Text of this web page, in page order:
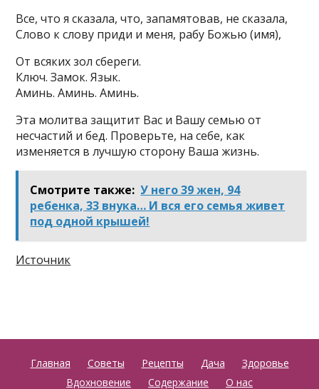
Все, что я сказала, что, запамятовав, не сказала,
Слово к слову приди и меня, рабу Божью (имя),
От всяких зол сбереги.
Ключ. Замок. Язык.
Аминь. Аминь. Аминь.
Эта молитва защитит Вас и Вашу семью от
несчастий и бед. Проверьте, на себе, как
изменяется в лучшую сторону Ваша жизнь.
Смотрите также: У него 39 жен, 94
ребенка, 33 внука… И вся его семья живет
под одной крышей!
Источник
Главная Советы Рецепты Дача
Здоровье
Вдохновение
Содержание О нас